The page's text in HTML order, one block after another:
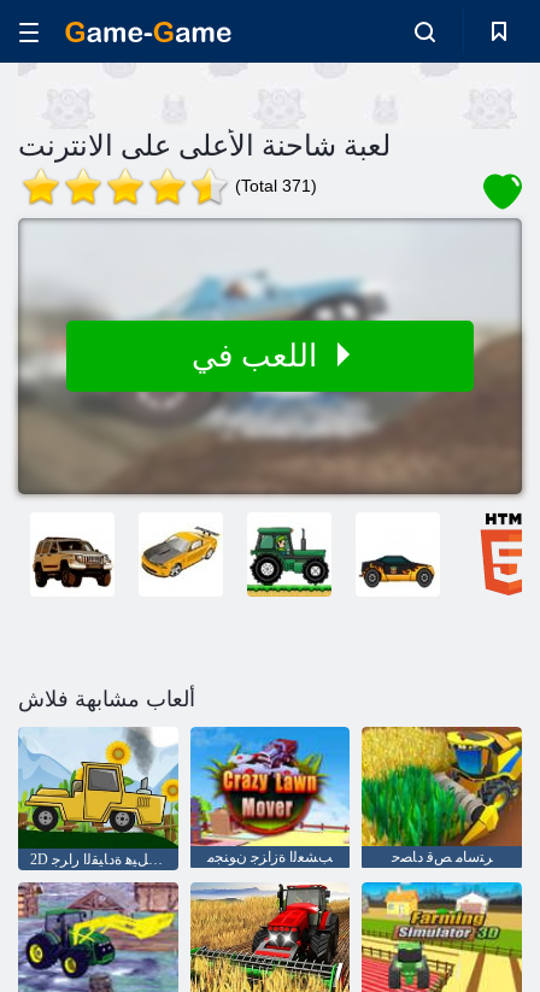
لعبة شاحنة الأعلى على الانترنت
(Total 371)
ألعاب مشابهة فلاش
2D ﻖﻠﺴﺗ ﻞﻴﻫ ﺓﺩﺎﻴﻘﻟﺍ ﺭﺍﺮﺟ ﺐﺸﻌﻟﺍ ﺓﺯﺍﺰﺟ ﻥﻮﻨﺠﻣ ﺮﺘﺳﺎﻣ ﺺﻗ ﺩﺎﺼﺣ